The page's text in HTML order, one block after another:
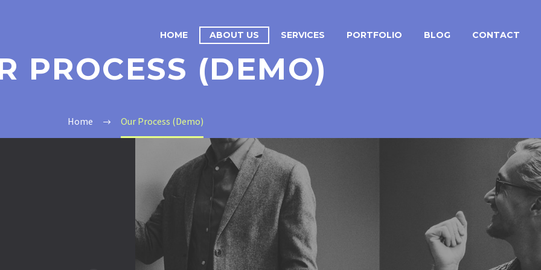
HOME ABOUT US SERVICES PORTFOLIO BLOG CONTACT
PROCESS (DEMO)
Home Our Process (Demo)